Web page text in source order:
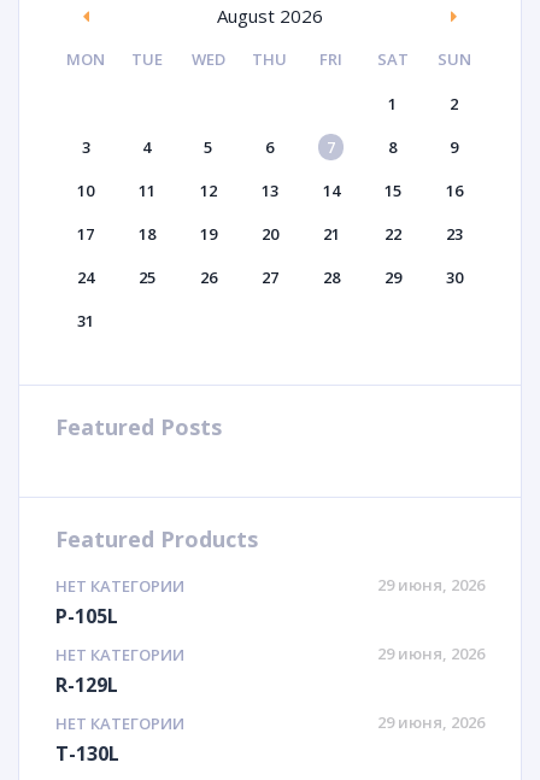
August 2026
MON TUE WED THU FRI SAT SUN
1
2
3
4 5 6 7 8
9
10
11 12 13 14 15
16
17
18 19 20 21 22
23
24
25 26 27 28 29
30
31
Featured Posts
Featured Products
НЕТ КАТЕГОРИИ 29 июня, 2026
P-105L
НЕТ КАТЕГОРИИ 29 июня, 2026
R-129L
НЕТ КАТЕГОРИИ 29 июня, 2026
T-130L